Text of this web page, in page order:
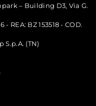
– Building D3, Via G.
REA: BZ 153518 - COD.
S.p.A. (TN)